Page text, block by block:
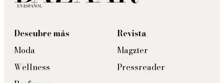
Descubre más
Moda
Wellness
Revista
Magzter
Pressreader